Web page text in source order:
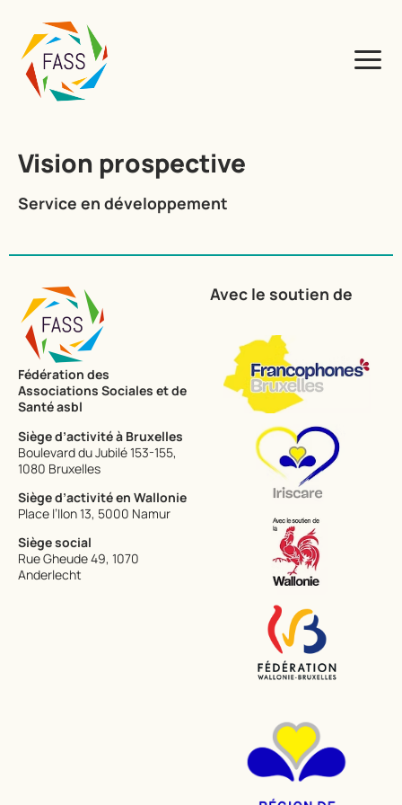
Vision prospective
Service en développement
Fédération des
Associations Sociales et de
Santé​ asbl
Siège d’activité à Bruxelles
Boulevard du Jubilé 153-155,
1080 Bruxelles
Siège d’activité en Wallonie
Place l’Ilon 13, 5000 Namur
Siège social
Rue Gheude 49, 1070
Anderlecht
Avec le soutien de